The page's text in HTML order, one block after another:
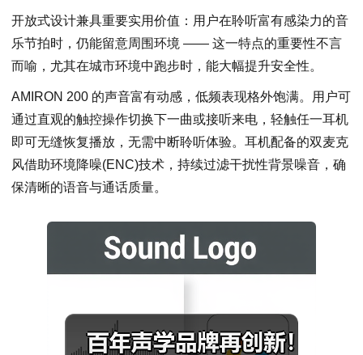
开放式设计兼具重要实用价值：用户在聆听富有感染力的音
乐节拍时，仍能留意周围环境 —— 这一特点的重要性不言
而喻，尤其在城市环境中跑步时，能大幅提升安全性。
AMIRON 200 的声音富有动感，低频表现格外饱满。用户可
通过直观的触控操作切换下一曲或接听来电，轻触任一耳机
即可无缝恢复播放，无需中断聆听体验。耳机配备的双麦克
风借助环境降噪(ENC)技术，持续过滤干扰性背景噪音，确
保清晰的语音与通话质量。